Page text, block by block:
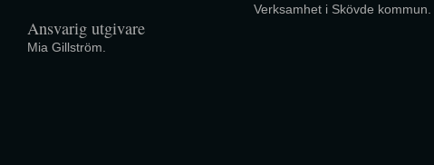
Ansvarig utgivare
Mia Gillström.
Verksamhet i Skövde kommun.